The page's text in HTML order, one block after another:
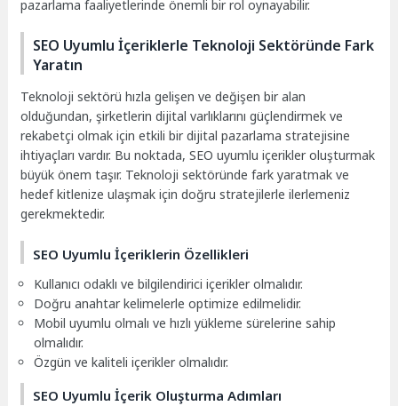
pazarlama faaliyetlerinde önemli bir rol oynayabilir.
SEO Uyumlu İçeriklerle Teknoloji Sektöründe Fark
Yaratın
Teknoloji sektörü hızla gelişen ve değişen bir alan
olduğundan, şirketlerin dijital varlıklarını güçlendirmek ve
rekabetçi olmak için etkili bir dijital pazarlama stratejisine
ihtiyaçları vardır. Bu noktada, SEO uyumlu içerikler oluşturmak
büyük önem taşır. Teknoloji sektöründe fark yaratmak ve
hedef kitlenize ulaşmak için doğru stratejilerle ilerlemeniz
gerekmektedir.
SEO Uyumlu İçeriklerin Özellikleri
Kullanıcı odaklı ve bilgilendirici içerikler olmalıdır.
Doğru anahtar kelimelerle optimize edilmelidir.
Mobil uyumlu olmalı ve hızlı yükleme sürelerine sahip
olmalıdır.
Özgün ve kaliteli içerikler olmalıdır.
SEO Uyumlu İçerik Oluşturma Adımları